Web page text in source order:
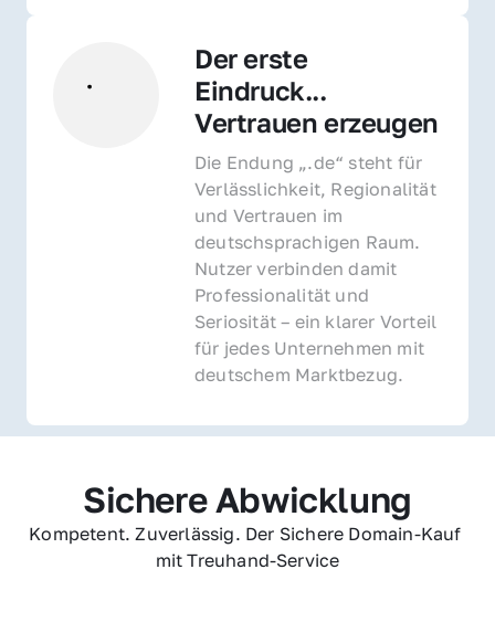
Der erste
Eindruck...
Vertrauen erzeugen
Die Endung „.de“ steht für
Verlässlichkeit, Regionalität
und Vertrauen im
deutschsprachigen Raum.
Nutzer verbinden damit
Professionalität und
Seriosität – ein klarer Vorteil
für jedes Unternehmen mit
deutschem Marktbezug.
Sichere Abwicklung
Kompetent. Zuverlässig. Der Sichere Domain-Kauf
mit Treuhand-Service